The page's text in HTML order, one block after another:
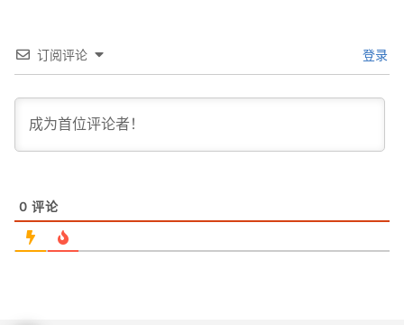
订阅评论 登录
0 评论